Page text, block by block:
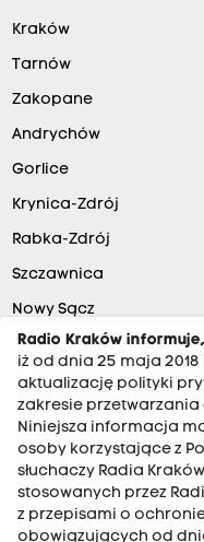
Kraków
Tarnów
Zakopane
Andrychów
Gorlice
Krynica-Zdrój
Rabka-Zdrój
Szczawnica
Nowy Sącz
RADIO KRAKÓW SA.
Kraków
Radio Kraków informuje,
iż od dnia 25 maja
aktualizację polityki
zakresie
Niniejsza informacja
osoby korzystające z
słuchaczy Radia
stosowanych przez
z przepisami o
obowiązujących od